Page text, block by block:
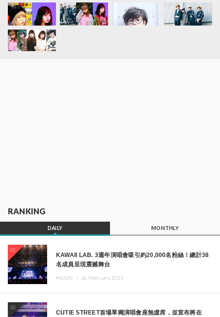
RANKING
DAILY MONTHLY
01
KAWAII LAB. 3週年演唱會吸引約20,000名粉絲！總計38
名成員呈現震撼舞台
MUSIC ・ 26.February.2025
02
CUTIE STREET首場單獨演唱會座無虛席，並宣布將在